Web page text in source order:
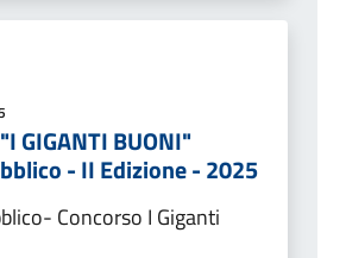
GIGANTI BUONI"
- II Edizione - 2025
Concorso I Giganti